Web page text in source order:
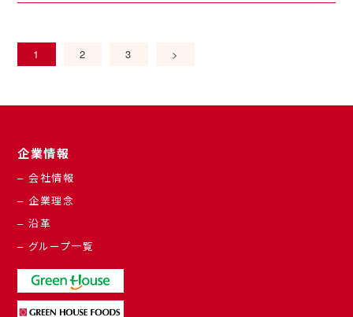
1 2 3 >
企業情報
– 会社情報
– 企業理念
– 沿革
– グループ一覧